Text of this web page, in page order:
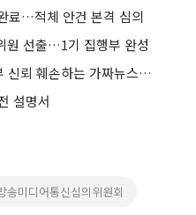
료…적체 안건 본격 심의
원 선출…1기 집행부 완성
홍익표 “공소취소 거래설, 정부 신뢰 훼손하는 가짜뉴스⋯방미심위 조사 있을 것”
설명서
송미디어통신심의위원회